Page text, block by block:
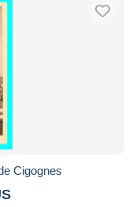
Cigognes